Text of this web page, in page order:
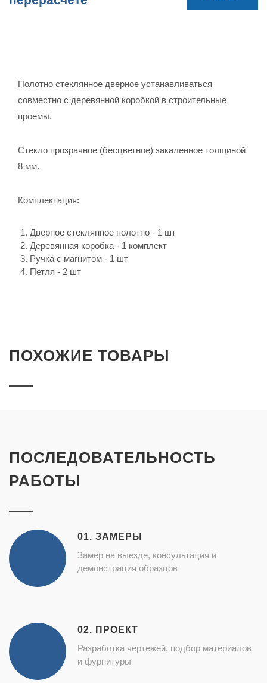
Полотно стеклянное дверное устанавливаться
совместно с деревянной коробкой в строительные
проемы.
Стекло прозрачное (бесцветное) закаленное толщиной
8 мм.
Комплектация:
Дверное стеклянное полотно - 1 шт
Деревянная коробка - 1 комплект
Ручка с магнитом - 1 шт
Петля - 2 шт
ПОХОЖИЕ ТОВАРЫ
ПОСЛЕДОВАТЕЛЬНОСТЬ
РАБОТЫ
01. ЗАМЕРЫ
Замер на выезде, консультация и
демонстрация образцов
02. ПРОЕКТ
Разработка чертежей, подбор материалов
и фурнитуры